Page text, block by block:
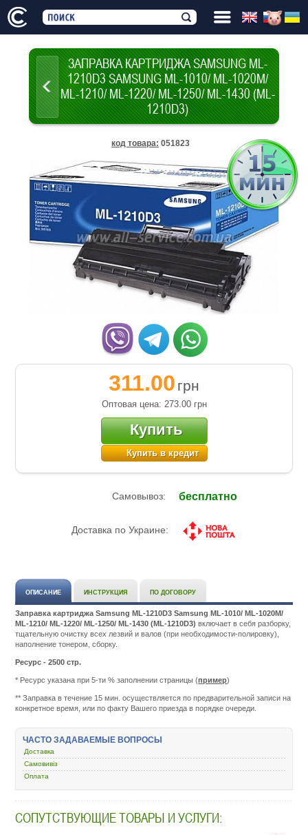
ЗАПРАВКА КАРТРИДЖА SAMSUNG ML-
1210D3 SAMSUNG ML-1010/ ML-1020M/
ML-1210/ ML-1220/ ML-1250/ ML-1430 (ML-
1210D3)
код товара: 051823
311.00 грн
Оптовая цена: 273.00 грн
Купить
Купить в кредит
Самовывоз: бесплатно
Доставка по Украине:
ОПИСАНИЕ ИНСТРУКЦИЯ ПО ДОГОВОРУ
Заправка картриджа Samsung ML-1210D3 Samsung ML-1010/ ML-1020M/
ML-1210/ ML-1220/ ML-1250/ ML-1430 (ML-1210D3)включает в себя разборку,
тщательную очистку всех лезвий и валов (при необходимости-полировку),
наполнение тонером, сборку.
Ресурс - 2500 стр.
* Ресурс указана при 5-ти % заполнении страницы (пример)
zapravka-
ml-
** Заправка в течение 15 мин. осуществляется по предварительной записи на
конкретное время, или по факту Вашего приезда в порядке очереди.
ЧАСТО ЗАДАВАЕМЫЕ ВОПРОСЫ
Доставка
Самовивіз
Оплата
СОПУТСТВУЮЩИЕ ТОВАРЫ И УСЛУГИ: